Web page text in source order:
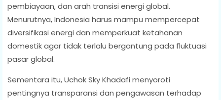
pembiayaan, dan arah transisi energi global.
Menurutnya, Indonesia harus mampu mempercepat
diversifikasi energi dan memperkuat ketahanan
domestik agar tidak terlalu bergantung pada fluktuasi
pasar global.
Sementara itu, Uchok Sky Khadafi menyoroti
pentingnya transparansi dan pengawasan terhadap